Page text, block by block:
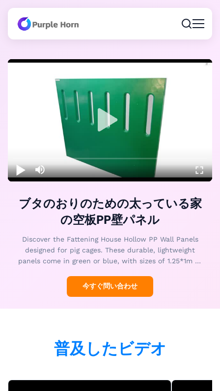
ブタのおりのための太っている家
の空板PP壁パネル
Discover the Fattening House Hollow PP Wall Panels
designed for pig cages. These durable, lightweight
panels come in green or blue, with sizes of 1.25*1m or
between tie-bars for optimal ventilation and easy
今すぐ問い合わせ
普及したビデオ